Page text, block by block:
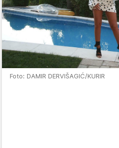
Foto: DAMIR DERVIŠAGIĆ/KURIR